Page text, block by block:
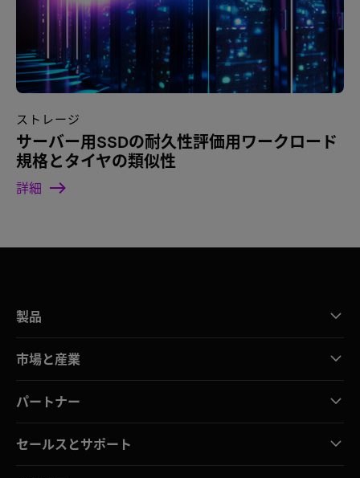
ストレージ
サーバー用SSDの耐久性評価用ワークロード
規格とタイヤの類似性
詳細
製品
市場と産業
パートナー
セールスとサポート